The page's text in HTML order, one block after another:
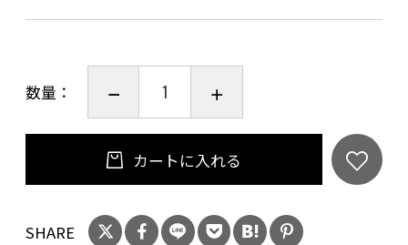
１枚あたり 縦 約29.0cm 横 約29.0cm × 4
全長・幅（4枚） 縦 約59.0cm 横 約59.0cm
場合はご相談の上、費用は別途承ります。また
タイル状にいなっている為、壁面などに直接施
工することも出来ます。
数量：
カートに入れる
SHARE